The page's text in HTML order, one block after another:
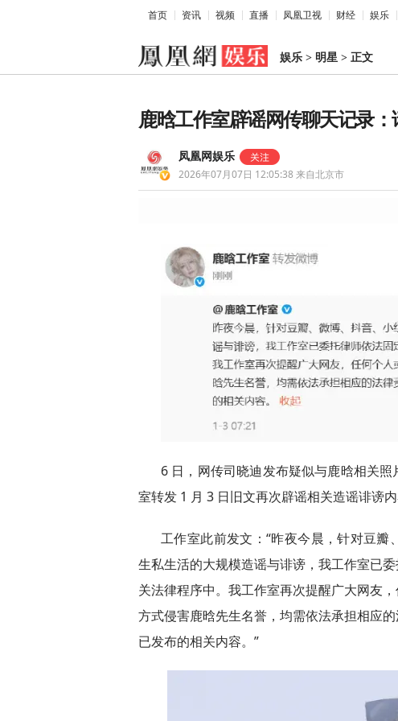
首页 资讯 视频 直播 凤凰卫视 财经 娱乐
娱乐 > 明星 > 正文
鹿晗工作室辟谣网传聊天记录
凤凰网娱乐
2026年07月07日 12:05:38 来自北京市
6 日，网传司晓迪发布疑似与鹿晗相关
室转发 1 月 3 日旧文再次辟谣相关造谣诽谤内
工作室此前发文：“昨夜今晨，针对豆
生私生活的大规模造谣与诽谤，我工作室已
关法律程序中。我工作室再次提醒广大网友
方式侵害鹿晗先生名誉，均需依法承担相应
已发布的相关内容。”